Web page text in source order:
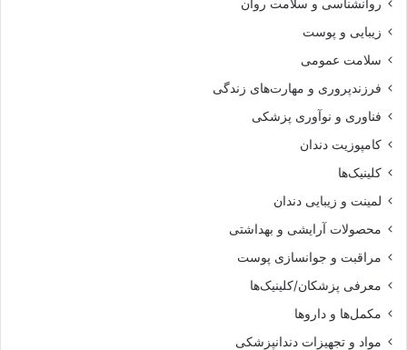
روانشناسی و سلامت روان
زیبایی و پوست
سلامت عمومی
فرزندپروری و مهارت‌های زندگی
فناوری و نوآوری پزشکی
کامپوزیت دندان
کلینیک‌ها
لمینت و زیبایی دندان
محصولات آرایشی و بهداشتی
مراقبت و جوانسازی پوست
معرفی پزشکان/کلینیک‌ها
مکمل‌ها و داروها
مواد و تجهیزات دندانپزشکی